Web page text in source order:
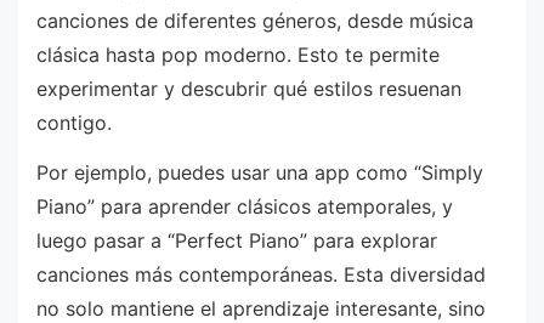
canciones de diferentes géneros, desde música
clásica hasta pop moderno. Esto te permite
experimentar y descubrir qué estilos resuenan
contigo.
Por ejemplo, puedes usar una app como “Simply
Piano” para aprender clásicos atemporales, y
luego pasar a “Perfect Piano” para explorar
canciones más contemporáneas. Esta diversidad
no solo mantiene el aprendizaje interesante, sino